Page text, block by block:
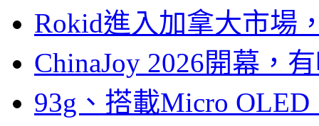
Rokid進入加拿大市場
ChinaJoy 2026開幕，
93g、搭載Micro